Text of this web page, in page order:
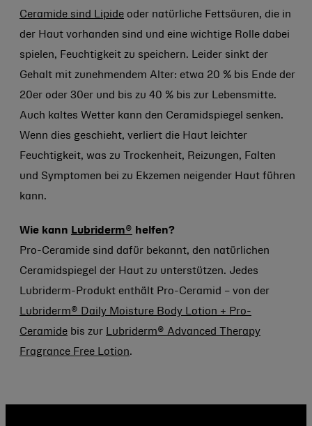
Ceramide sind Lipide oder natürliche Fettsäuren, die in
der Haut vorhanden sind und eine wichtige Rolle dabei
spielen, Feuchtigkeit zu speichern. Leider sinkt der
Gehalt mit zunehmendem Alter: etwa 20 % bis Ende der
20er oder 30er und bis zu 40 % bis zur Lebensmitte.
Auch kaltes Wetter kann den Ceramidspiegel senken.
Wenn dies geschieht, verliert die Haut leichter
Feuchtigkeit, was zu Trockenheit, Reizungen, Falten
und Symptomen bei zu Ekzemen neigender Haut führen
kann.
Wie kann Lubriderm® helfen?
Pro-Ceramide sind dafür bekannt, den natürlichen
Ceramidspiegel der Haut zu unterstützen. Jedes
Lubriderm-Produkt enthält Pro-Ceramid – von der
Lubriderm® Daily Moisture Body Lotion + Pro-
Ceramide bis zur Lubriderm® Advanced Therapy
Fragrance Free Lotion.